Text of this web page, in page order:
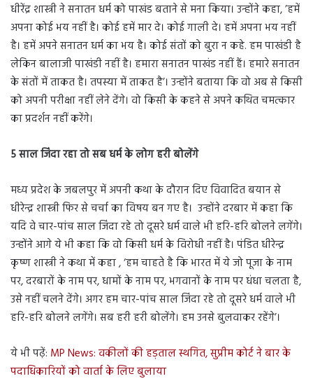
धीरेंद्र शास्त्री ने सनातन धर्म को पाखंड बताने से मना किया। उन्होंने कहा, ’हमें
अपना कोई भय नहीं है। कोई हमें मार दे। कोई गाली दे। हमें अपना भय नहीं
है। हमें अपने सनातन धर्म का भय है। कोई संतों को बुरा न कहे. हम पाखंडी है
लेकिन बालाजी पाखंडी नहीं है। हमारा सनातन पाखंड नहीं हैं। हमारे सनातन
के संतों में ताकत है। तपस्या में ताकत है’। उन्होंने बताया कि वो अब से किसी
को अपनी परीक्षा नहीं लेने देंगे। वो किसी के कहने से अपने कथित चमत्कार
का प्रदर्शन नहीं करेंगे।
5 साल जिंदा रहा तो सब धर्म के लोग हरी बोलेंगे
मध्य प्रदेश के जबलपुर में अपनी कथा के दौरान दिए विवादित बयान से
धीरेन्द्र शास्त्री फिर से चर्चा का विषय बन गए है। उन्होंने दरबार में कहा कि
यदि वे चार-पांच साल जिंदा रहे तो दूसरे धर्म वाले भी हरि-हरि बोलने लगेंगे।
उन्होंने आगे ये भी कहा कि वो किसी धर्म के विरोधी नहीं है। पंडित धीरेन्द्र
कृष्ण शास्त्री ने कथा में कहा , ‘हम चाहते है कि भारत में ये जो पूजा के नाम
पर, दरबारों के नाम पर, धामों के नाम पर, भगवानों के नाम पर धंधा चलता है,
उसे नहीं चलने देंगे। अगर हम चार-पांच साल जिंदा रहे तो दूसरे धर्म वाले भी
हरि-हरि बोलने लगेंगे। सब हरी हरी बोलेंगे। हम उनसे बुलवाकर रहेंगे’।
ये भी पढ़ें: MP News: वकीलों की हड़ताल स्थगित, सुप्रीम कोर्ट ने बार के
पदाधिकारियों को वार्ता के लिए बुलाया